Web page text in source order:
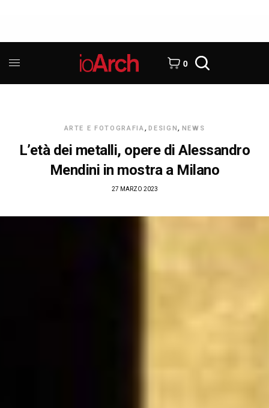
0
ARTE E FOTOGRAFIA, DESIGN, NEWS
L’età dei metalli, opere di Alessandro
Mendini in mostra a Milano
27 MARZO 2023